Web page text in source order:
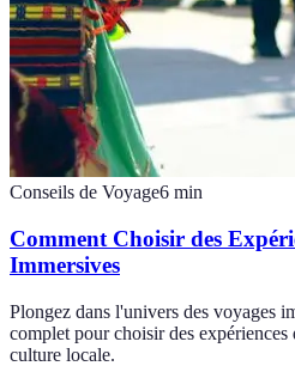
Conseils de Voyage6 min
Comment Choisir des
Immersives
Plongez dans l'univers des voyages
complet pour choisir des
culture locale.